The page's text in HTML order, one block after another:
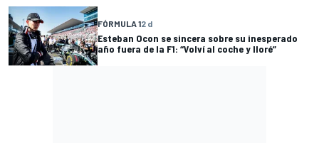
FÓRMULA 12 d
Esteban Ocon se sincera sobre su inesperado
año fuera de la F1: “Volví al coche y lloré”